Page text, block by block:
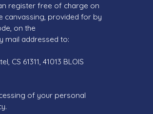
register free of charge on
canvassing, provided for by
on the
mail addressed to:
CS 61311, 41013 BLOIS
of your personal
.